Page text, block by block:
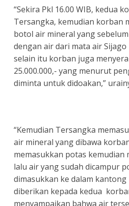
“Sekira Pkl 16.00 WIB, kedua
Tersangka, kemudian korban
botol air mineral yang
dengan air dari mata air
selain itu korban juga
25.000.000,- yang menurut
diminta untuk didoakan,”
“Kemudian Tersangka
air mineral yang dibawa
memasukkan potas kemudian
lalu air yang sudah dicampur
dimasukkan ke dalam
diberikan kepada kedua
menyampaikan bahwa air